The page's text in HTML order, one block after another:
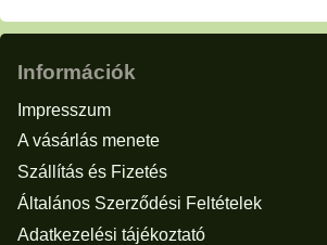
Információk
Impresszum
A vásárlás menete
Szállítás és Fizetés
Általános Szerződési Feltételek
Adatkezelési tájékoztató